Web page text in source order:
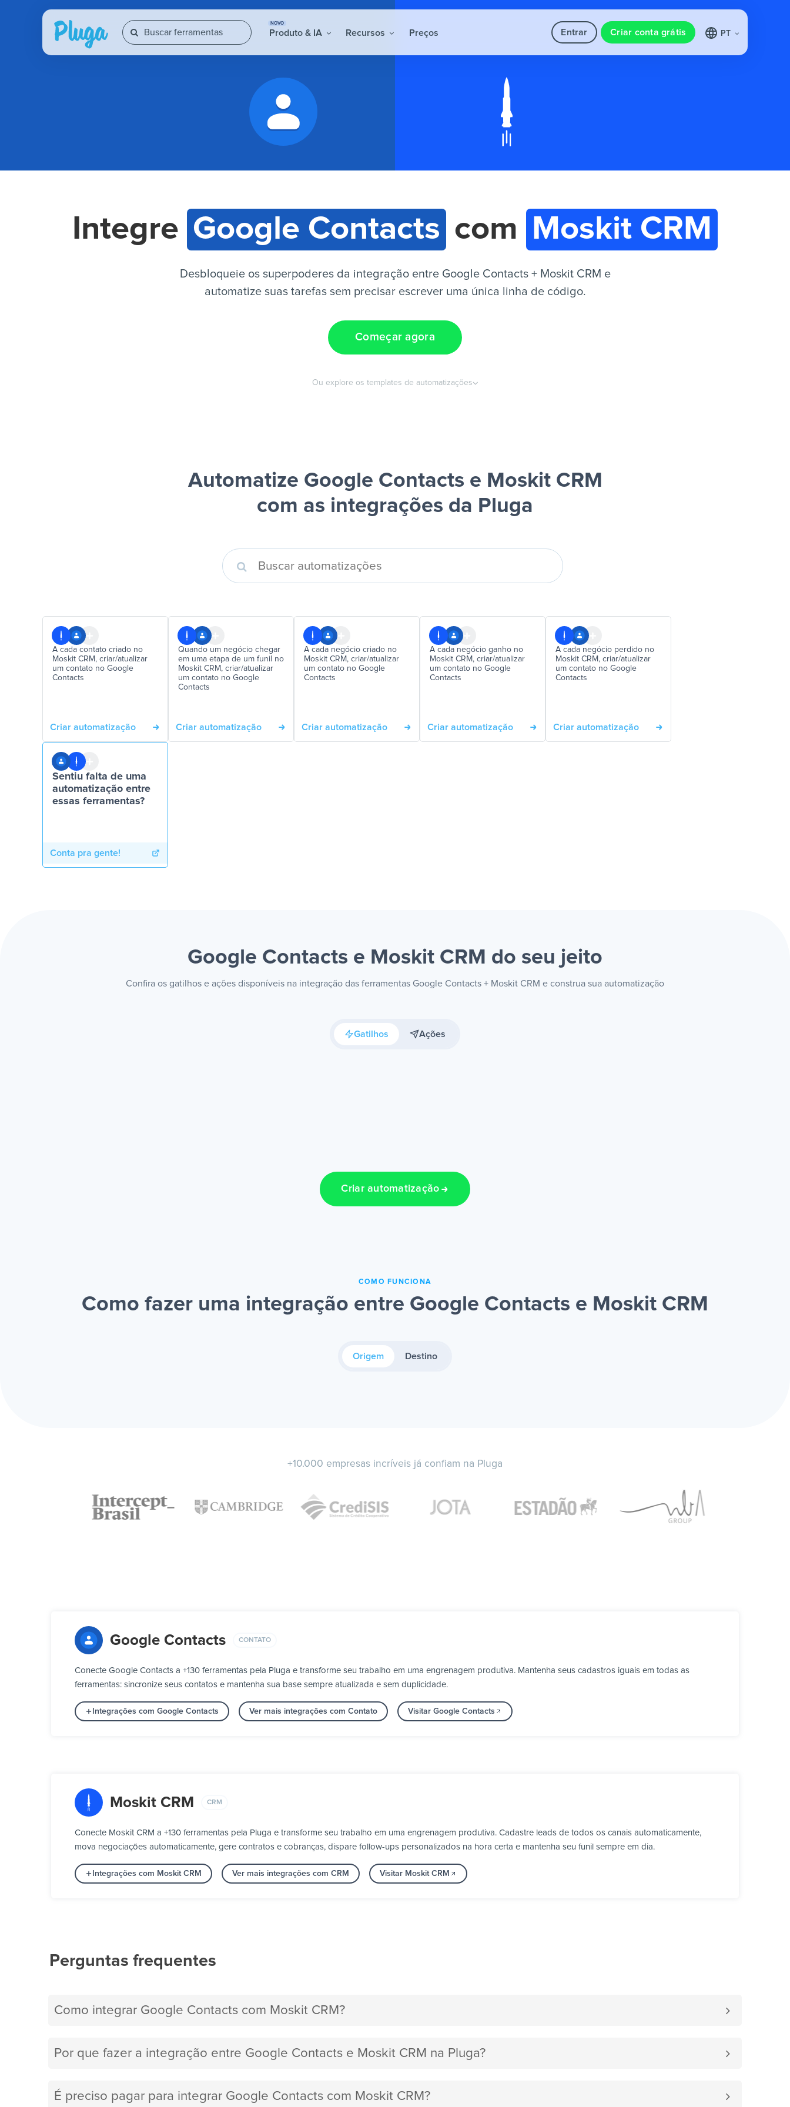
NOVO
Produto & IA Recursos Preços Entrar Criar conta grátis PT
Integre Google Contacts com Moskit CRM
Desbloqueie os superpoderes da integração entre Google Contacts + Moskit CRM e
automatize suas tarefas sem precisar escrever uma única linha de código.
Começar agora
Ou explore os templates de automatizações
Automatize Google Contacts e Moskit CRM
com as integrações da Pluga
A cada contato criado no
Moskit CRM, criar/atualizar
um contato no Google
Contacts
Criar automatização
Quando um negócio chegar
em uma etapa de um funil no
Moskit CRM, criar/atualizar
um contato no Google
Contacts
Criar automatização
A cada negócio criado no
Moskit CRM, criar/atualizar
um contato no Google
Contacts
Criar automatização
A cada negócio ganho no
Moskit CRM, criar/atualizar
um contato no Google
Contacts
Criar automatização
A cada negócio perdido no
Moskit CRM, criar/atualizar
um contato no Google
Contacts
Criar automatização
Sentiu falta de uma
automatização entre
essas ferramentas?
Conta pra gente!
Google Contacts e Moskit CRM do seu jeito
Confira os gatilhos e ações disponíveis na integração das ferramentas Google Contacts + Moskit CRM e construa sua automatização
Gatilhos Ações
Criar automatização
COMO FUNCIONA
Como fazer uma integração entre Google Contacts e Moskit CRM
Origem Destino
+10.000 empresas incríveis já confiam na Pluga
Google Contacts CONTATO
Conecte Google Contacts a +130 ferramentas pela Pluga e transforme seu trabalho em uma engrenagem produtiva. Mantenha seus cadastros iguais em todas as
ferramentas: sincronize seus contatos e mantenha sua base sempre atualizada e sem duplicidade.
Integrações com Google Contacts Ver mais integrações com Contato Visitar Google Contacts
Moskit CRM CRM
Conecte Moskit CRM a +130 ferramentas pela Pluga e transforme seu trabalho em uma engrenagem produtiva. Cadastre leads de todos os canais automaticamente,
mova negociações automaticamente, gere contratos e cobranças, dispare follow-ups personalizados na hora certa e mantenha seu funil sempre em dia.
Integrações com Moskit CRM Ver mais integrações com CRM Visitar Moskit CRM
Perguntas frequentes
Como integrar Google Contacts com Moskit CRM?
Por que fazer a integração entre Google Contacts e Moskit CRM na Pluga?
É preciso pagar para integrar Google Contacts com Moskit CRM?